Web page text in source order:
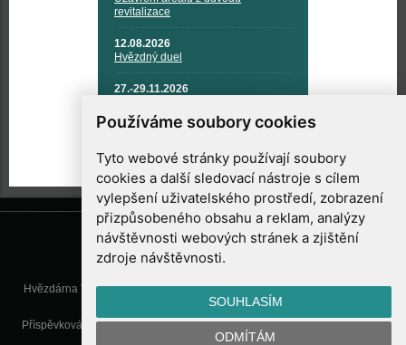
Používáme soubory cookies
Tyto webové stránky používají soubory
cookies a další sledovací nástroje s cílem
vylepšení uživatelského prostředí, zobrazení
přizpůsobeného obsahu a reklam, analýzy
návštěvnosti webových stránek a zjištění
zdroje návštěvnosti.
SOUHLASÍM
ODMÍTÁM
revitalizace
12.08.2026
Hvězdný duel
27.-29.11.2026
TECHNIKA A KOSMICKÉ
TECHNOLOGIE
Hvězdárna Valašské Meziříčí, příspěvková organizace, Vsetínská 78, 757
01 Valašské Meziříčí
Příspěvková organizace Zlínského kraje. Telefon:571 611 928, Mobil:777